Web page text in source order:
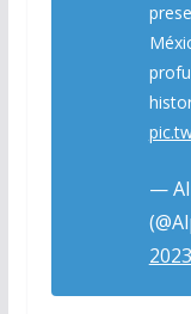
—
2023